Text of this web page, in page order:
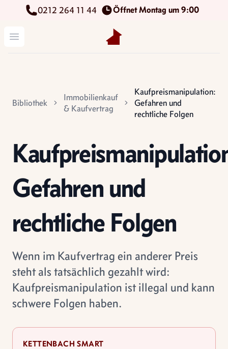
0212 264 11 44 Öffnet Montag um 9:00
Menü öffnen Kettenbach Immobilien GmbH
Bibliothek
Immobilienkauf
& Kaufvertrag
Kaufpreismanipulation:
Gefahren und
rechtliche Folgen
Gefahren und
rechtliche Folgen
Wenn im Kaufvertrag ein anderer Preis
steht als tatsächlich gezahlt wird:
Kaufpreismanipulation ist illegal und kann
schwere Folgen haben.
KETTENBACH SMART